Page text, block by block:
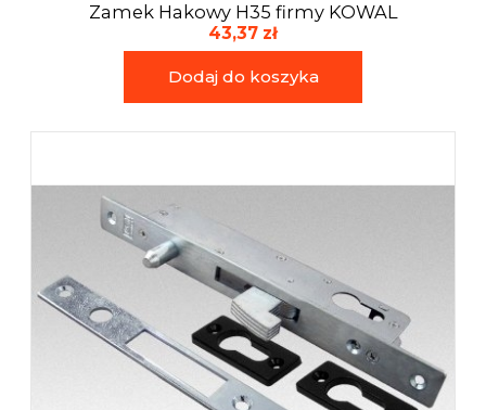
Zamek Hakowy H35 firmy KOWAL
43,37 zł
Dodaj do koszyka